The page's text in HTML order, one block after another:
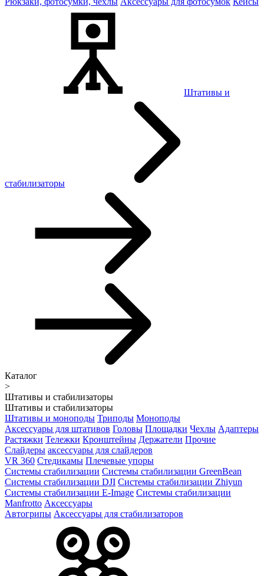
Штативы и
стабилизаторы
Каталог
>
Штативы и стабилизаторы
Штативы и стабилизаторы
Штативы и моноподы Триподы Моноподы
Аксессуары для штативов Головы Площадки Чехлы Адаптеры
Растяжки Тележки Кронштейны Держатели Прочие
Слайдеры аксессуары для слайдеров
VR 360 Стедикамы Плечевые упоры
Системы стабилизации Системы стабилизации GreenBean
Системы стабилизации DJI Системы стабилизации Zhiyun
Системы стабилизации E-Image Системы стабилизации
Manfrotto Аксессуары
Автогрипы Аксессуары для стабилизаторов